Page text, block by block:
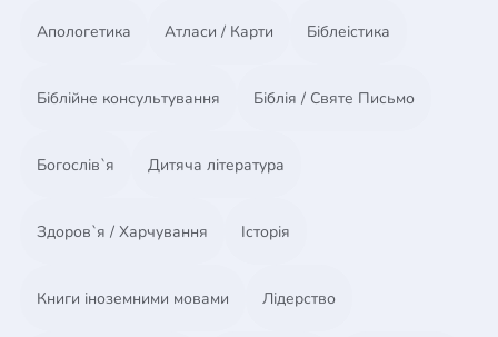
Апологетика Атласи / Карти Біблеістика
Біблійне консультування Біблія / Святе Письмо
Богослів`я Дитяча література
Здоров`я / Харчування Історія
Книги іноземними мовами Лідерство